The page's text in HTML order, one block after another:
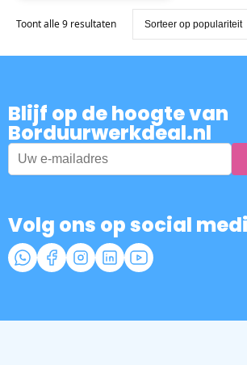
Toont alle 9 resultaten
Blijf op de hoogte van
Borduurwerkdeal.nl
Volg ons op social